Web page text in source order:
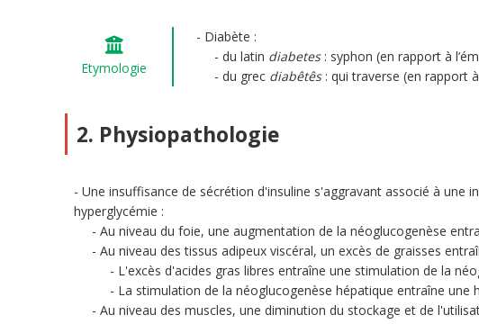
Etymologie
Diabète :
du latin diabetes: syphon (en rapport à
du grec diabêtês: qui traverse (en rapport
2. Physiopathologie
Une insuffisance de sécrétion d'insuline s'aggravant associé à une
hyperglycémie :
Au niveau du foie, une augmentation de la néoglucogenèse
Au niveau des tissus adipeux viscéral, un excès de graisses
L'excès d'acides gras libres entraîne une stimulation de la
La stimulation de la néoglucogenèse hépatique entraîne une
Au niveau des muscles, une diminution du stockage et de